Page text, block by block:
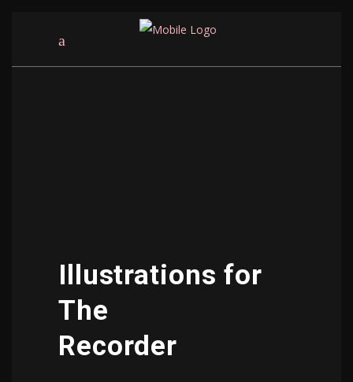
Illustrations for
The
Recorder